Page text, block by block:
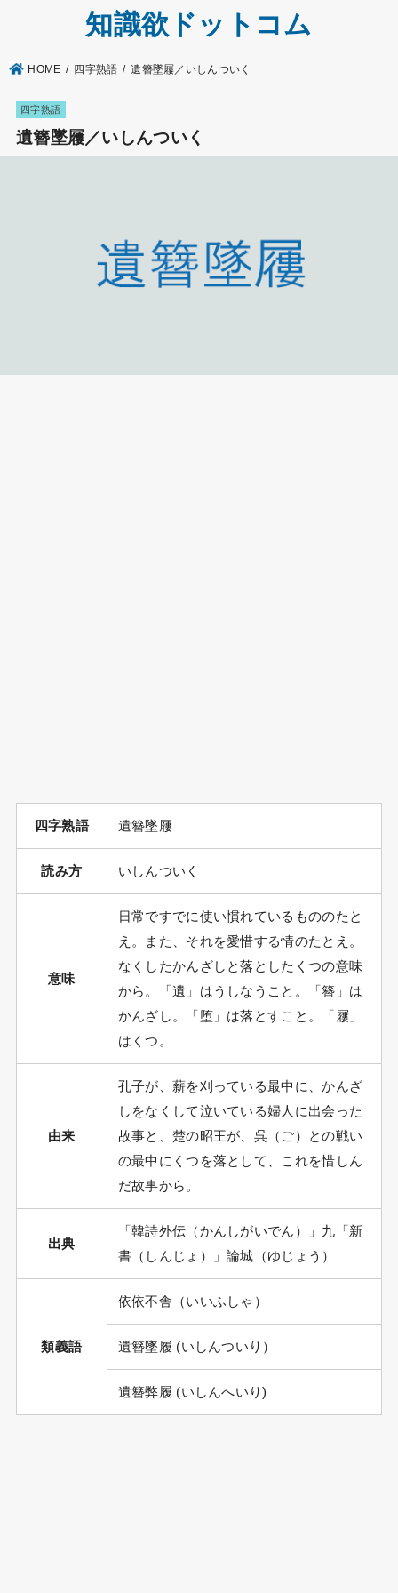
知識欲ドットコム
HOME 四字熟語 遺簪墜屨／いしんついく
四字熟語
遺簪墜屨／いしんついく
四字熟語 遺簪墜屨
読み方 いしんついく
意味
日常ですでに使い慣れているもののたと
え。また、それを愛惜する情のたとえ。
なくしたかんざしと落としたくつの意味
から。「遺」はうしなうこと。「簪」は
かんざし。「堕」は落とすこと。「屨」
はくつ。
由来
孔子が、薪を刈っている最中に、かんざ
しをなくして泣いている婦人に出会った
故事と、楚の昭王が、呉（ご）との戦い
の最中にくつを落として、これを惜しん
だ故事から。
出典
「韓詩外伝（かんしがいでん）」九「新
書（しんじょ）」論城（ゆじょう）
類義語
依依不舎（いいふしゃ）
遺簪墜履 (いしんついり）
遺簪弊履 (いしんへいり)